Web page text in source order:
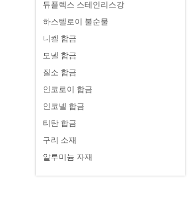
듀플렉스 스테인리스강
하스텔로이 불순물
니켈 합금
모넬 합금
질소 합금
인코로이 합금
인코넬 합금
티탄 합금
구리 소재
알루미늄 자재